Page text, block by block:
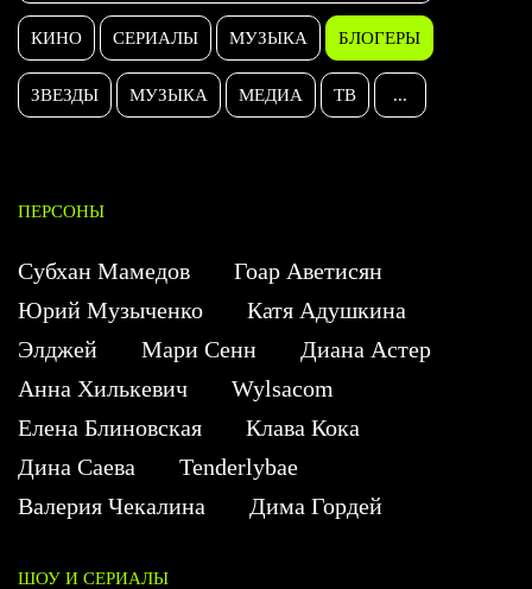
КИНО СЕРИАЛЫ МУЗЫКА БЛОГЕРЫ
ЗВЕЗДЫ МУЗЫКА МЕДИА ТВ ...
ПЕРСОНЫ
Субхан Мамедов
Гоар Аветисян
Юрий Музыченко
Катя Адушкина
Элджей
Мари Сенн
Диана Астер
Анна Хилькевич
Wylsacom
Елена Блиновская
Клава Кока
Дина Саева
Tenderlybae
Валерия Чекалина
Дима Гордей
ШОУ И СЕРИАЛЫ